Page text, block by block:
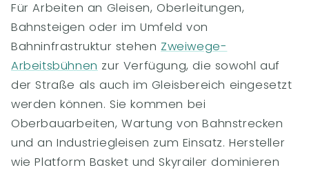
Für Arbeiten an Gleisen, Oberleitungen,
Bahnsteigen oder im Umfeld von
Bahninfrastruktur stehen Zweiwege-
Arbeitsbühnen zur Verfügung, die sowohl auf
der Straße als auch im Gleisbereich eingesetzt
werden können. Sie kommen bei
Oberbauarbeiten, Wartung von Bahnstrecken
und an Industriegleisen zum Einsatz. Hersteller
wie Platform Basket und Skyrailer dominieren